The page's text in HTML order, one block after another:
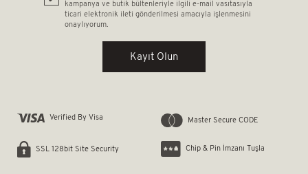
kampanya ve butik bültenleriyle ilgili e-mail vasıtasıyla
ticari elektronik ileti gönderilmesi amacıyla işlenmesini
onaylıyorum.
Kayıt Olun
Verified By Visa Master Secure CODE
SSL 128bit Site Security Chip & Pin İmzanı Tuşla